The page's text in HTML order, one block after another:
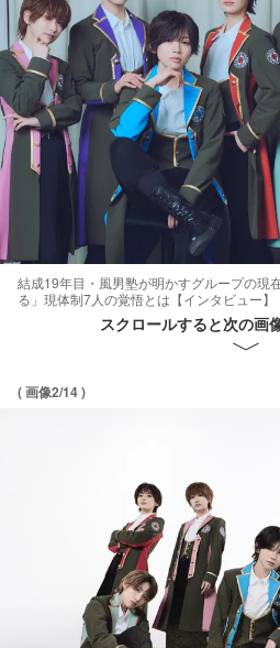
結成19年目・風男塾が明かすグループの現
る」現体制7人の覚悟とは【インタビュー
スクロールすると次の画
( 画像2/14 )